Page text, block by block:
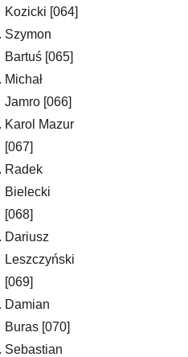
Kozicki [064]
Szymon
Bartuś [065]
Michał
Jamro [066]
Karol Mazur
[067]
Radek
Bielecki
[068]
Dariusz
Leszczyński
[069]
Damian
Buras [070]
Sebastian